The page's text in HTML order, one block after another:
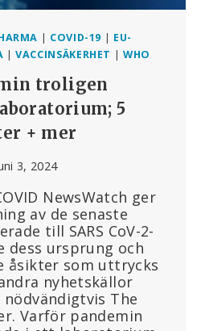
| COVID-19 | EU-
|VACCINSÄKERHET | WHO
troligen
5
+ mer
3, 2024
NewsWatch ger
av de senaste
till SARS CoV-2-
dess ursprung och
åsikter som uttrycks
nyhetskällor
The
Varför pandemin